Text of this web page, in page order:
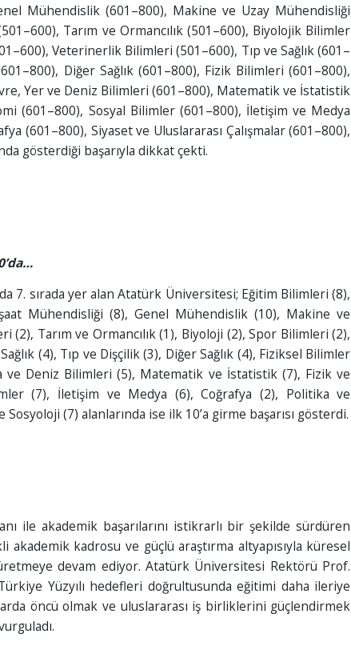
Mühendislik (601–800), Makine ve Uzay Mühendisliği
Tarım ve Ormancılık (501–600), Biyolojik Bilimler
Veterinerlik Bilimleri (501–600), Tıp ve Sağlık (601–
Diğer Sağlık (601–800), Fizik Bilimleri (601–800),
Yer ve Deniz Bilimleri (601–800), Matematik ve İstatistik
(601–800), Sosyal Bilimler (601–800), İletişim ve Medya
(601–800), Siyaset ve Uluslararası Çalışmalar (601–800),
gösterdiği başarıyla dikkat çekti.
7. sırada yer alan Atatürk Üniversitesi; Eğitim Bilimleri (8),
Mühendisliği (8), Genel Mühendislik (10), Makine ve
(2), Tarım ve Ormancılık (1), Biyoloji (2), Spor Bilimleri (2),
(4), Tıp ve Dişçilik (3), Diğer Sağlık (4), Fiziksel Bilimler
ve Deniz Bilimleri (5), Matematik ve İstatistik (7), Fizik ve
(7), İletişim ve Medya (6), Coğrafya (2), Politika ve
Sosyoloji (7) alanlarında ise ilk 10’a girme başarısı gösterdi.
ile akademik başarılarını istikrarlı bir şekilde sürdüren
kadrosu ve güçlü araştırma altyapısıyla küresel
devam ediyor. Atatürk Üniversitesi Rektörü Prof.
Yüzyılı hedefleri doğrultusunda eğitimi daha ileriye
öncü olmak ve uluslararası iş birliklerini güçlendirmek